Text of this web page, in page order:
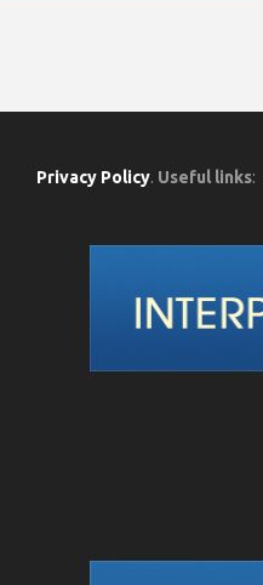
Privacy Policy. Useful links: